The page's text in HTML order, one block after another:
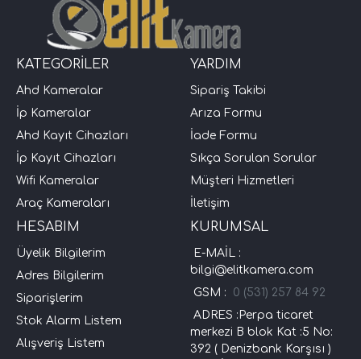
KATEGORİLER
Ahd Kameralar
İp Kameralar
Ahd Kayıt Cihazları
İp Kayıt Cihazları
Wifi Kameralar
Araç Kameraları
YARDIM
Sipariş Takibi
Arıza Formu
İade Formu
Sıkça Sorulan Sorular
Müşteri Hizmetleri
İletişim
HESABIM
Üyelik Bilgilerim
Adres Bilgilerim
Siparişlerim
Stok Alarm Listem
Alışveriş Listem
KURUMSAL
E-MAİL :
bilgi@elitkamera.com
GSM : 0 (531) 257 84 92
ADRES :Perpa ticaret
merkezi B blok Kat :5 No:
392 ( Denizbank Karşısı )